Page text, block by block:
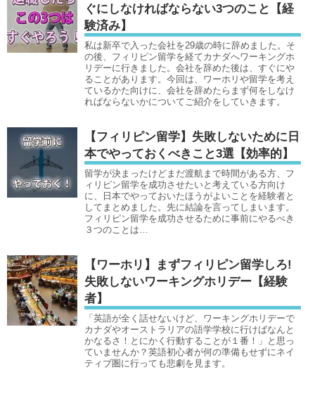
ぐにしなければならない3つのこと【経
験済み】
私は新卒で入った会社を29歳の時に辞めました。そ
の後、フィリピン留学を経てカナダへワーキングホ
リデーに行きました。会社を辞めた後は、すぐにや
ることがあります。今回は、ワーホリや留学を考え
ているかた向けに、会社を辞めたらまず何をしなけ
ればならないかについてご紹介をしていきます。
【フィリピン留学】失敗しないために日
本でやっておくべきこと3選【効率的】
留学が決まったけどまだ渡航まで時間がある方、フ
ィリピン留学を成功させたいと考えている方向け
に、日本でやっておいたほうがよいことを経験者と
してまとめました。先に結論を言ってしまいます。
フィリピン留学を成功させるために事前にやるべき
３つのことは…
【ワーホリ】まずフィリピン留学しろ!
失敗しないワーキングホリデー【経験
者】
「英語が全く話せないけど、ワーキングホリデーで
カナダやオーストラリアの語学学校に行けばなんと
かなるさ！とにかく行動することが１番！」と思っ
ていませんか？英語初心者が何の準備もせずにネイ
ティブ圏に行っても悲劇を見ます。